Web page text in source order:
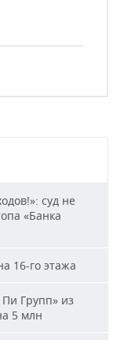
суд не
«Банка
16-го этажа
Пи Групп» из
5 млн